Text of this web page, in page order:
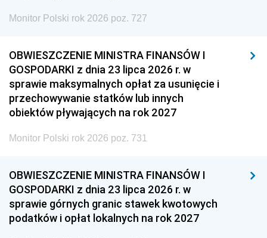
Monitor Polski rok 2026 poz. 727
OBWIESZCZENIE MINISTRA FINANSÓW I
GOSPODARKI z dnia 23 lipca 2026 r. w
sprawie maksymalnych opłat za usunięcie i
przechowywanie statków lub innych
obiektów pływających na rok 2027
Monitor Polski rok 2026 poz. 731
OBWIESZCZENIE MINISTRA FINANSÓW I
GOSPODARKI z dnia 23 lipca 2026 r. w
sprawie górnych granic stawek kwotowych
podatków i opłat lokalnych na rok 2027